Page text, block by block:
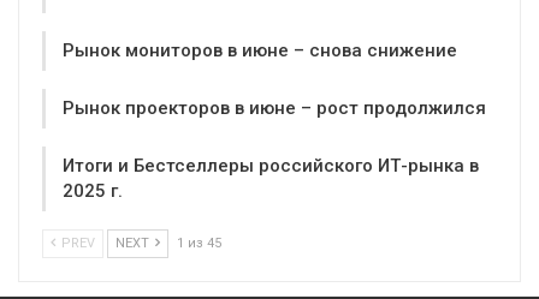
Рынок мониторов в июне – снова снижение
Рынок проекторов в июне – рост продолжился
Итоги и Бестселлеры российского ИТ-рынка в
2025 г.
PREV NEXT 1 из 45